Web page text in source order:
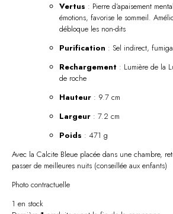
Vertus : Pierre d’apaisement
émotions, favorise le sommeil.
débloque les non-dits
Purification : Sel indirect,
Rechargement : Lumière de la
de roche
Hauteur : 9.7 cm
Largeur : 7.2 cm
Poids : 471 g
Avec la Calcite Bleue placée dans une chambre,
passer de meilleures nuits (conseillée aux enfants)
Photo contractuelle
1 en stock